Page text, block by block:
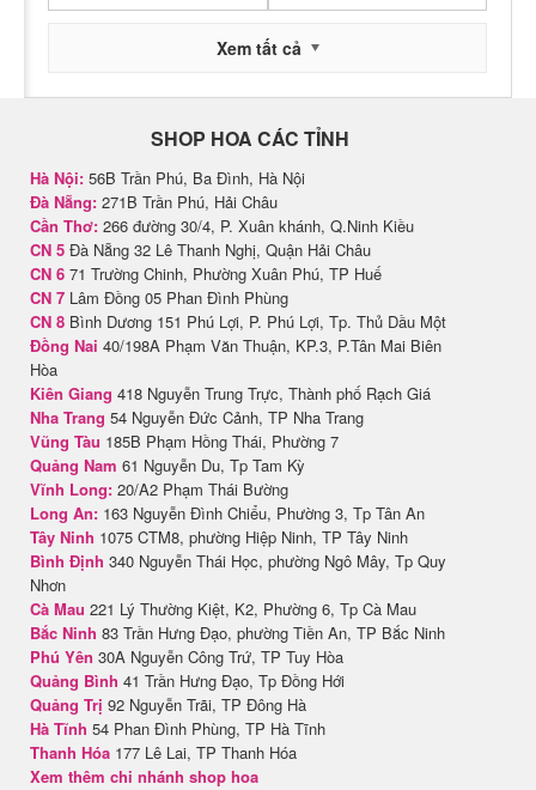
Xem tất cả
SHOP HOA CÁC TỈNH
Hà Nội: 56B Trần Phú, Ba Đình, Hà Nội
Đà Nẵng: 271B Trần Phú, Hải Châu
Cần Thơ: 266 đường 30/4, P. Xuân khánh, Q.Ninh Kiều
CN 5 Đà Nẵng 32 Lê Thanh Nghị, Quận Hải Châu
CN 6 71 Trường Chinh, Phường Xuân Phú, TP Huế
CN 7 Lâm Đồng 05 Phan Đình Phùng
CN 8 Bình Dương 151 Phú Lợi, P. Phú Lợi, Tp. Thủ Dầu Một
Đồng Nai 40/198A Phạm Văn Thuận, KP.3, P.Tân Mai Biên
Hòa
Kiên Giang 418 Nguyễn Trung Trực, Thành phố Rạch Giá
Nha Trang 54 Nguyễn Đức Cảnh, TP Nha Trang
Vũng Tàu 185B Phạm Hồng Thái, Phường 7
Quảng Nam 61 Nguyễn Du, Tp Tam Kỳ
Vĩnh Long: 20/A2 Phạm Thái Bường
Long An: 163 Nguyễn Đình Chiểu, Phường 3, Tp Tân An
Tây Ninh 1075 CTM8, phường Hiệp Ninh, TP Tây Ninh
Bình Định 340 Nguyễn Thái Học, phường Ngô Mây, Tp Quy
Nhơn
Cà Mau 221 Lý Thường Kiệt, K2, Phường 6, Tp Cà Mau
Bắc Ninh 83 Trần Hưng Đạo, phường Tiền An, TP Bắc Ninh
Phú Yên 30A Nguyễn Công Trứ, TP Tuy Hòa
Quảng Bình 41 Trần Hưng Đạo, Tp Đồng Hới
Quảng Trị 92 Nguyễn Trãi, TP Đông Hà
Hà Tĩnh 54 Phan Đình Phùng, TP Hà Tĩnh
Thanh Hóa 177 Lê Lai, TP Thanh Hóa
Xem thêm chi nhánh shop hoa